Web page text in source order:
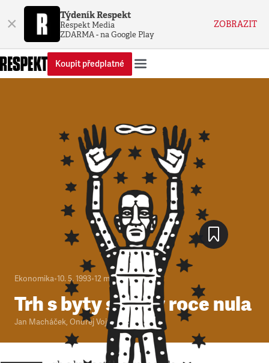
× Týdeník Respekt
Respekt Media
ZDARMA - na Google Play
ZOBRAZIT
Koupit předplatné
Ekonomika•10. 5. 1993•12 minut
Trh s byty stále v roce nula
Jan Macháček, Ondřej Vojtěch